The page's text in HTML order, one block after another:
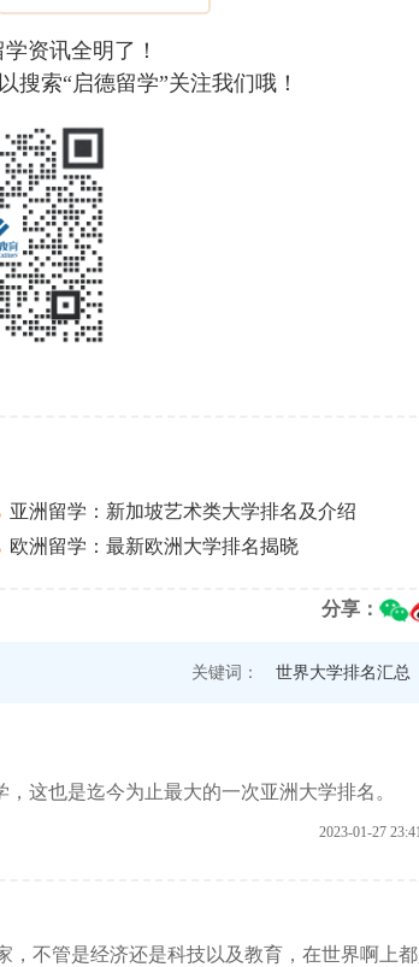
资讯全明了！
搜索“启德留学”关注我们哦！
亚洲留学：新加坡艺术类大学排名及介绍
欧洲留学：最新欧洲大学排名揭晓
分享：
关键词： 世界大学排名汇总
这也是迄今为止最大的一次亚洲大学排名。
2023-01-27
，不管是经济还是科技以及教育，在世界啊上